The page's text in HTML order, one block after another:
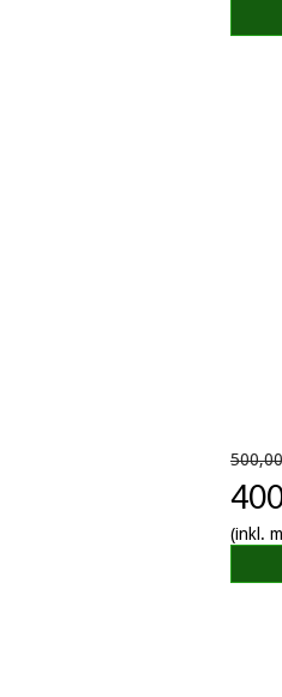
(inkl.